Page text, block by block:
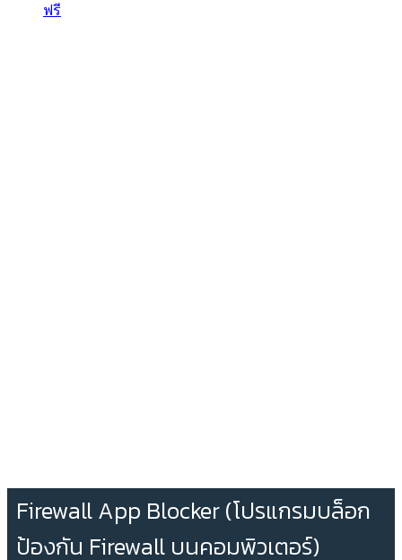
ฟรี
Firewall App Blocker (โปรแกรมบล็อก
ป้องกัน Firewall บนคอมพิวเตอร์)